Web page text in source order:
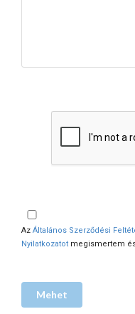
Az Általános Szerződési
Nyilatkozatot megismertem